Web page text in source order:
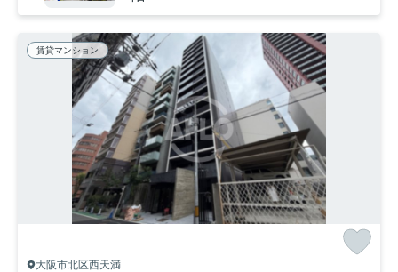
賃貸マンション
大阪市北区西天満